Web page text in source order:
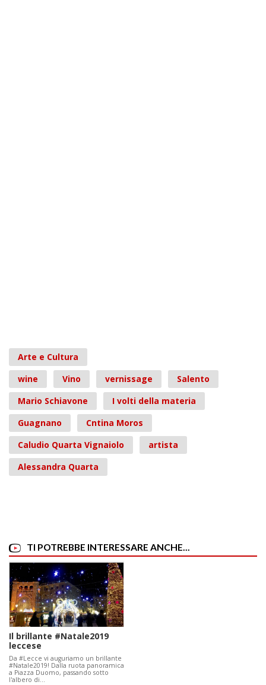
Arte e Cultura
wine
Vino vernissage
Salento
Mario Schiavone
I volti della materia
Guagnano
Cntina Moros
Caludio Quarta Vignaiolo
artista
Alessandra Quarta
TI POTREBBE INTERESSARE ANCHE...
Il brillante #Natale2019
leccese
Da #Lecce vi auguriamo un brillante
#Natale2019! Dalla ruota panoramica
a Piazza Duomo, passando sotto
l'albero di…